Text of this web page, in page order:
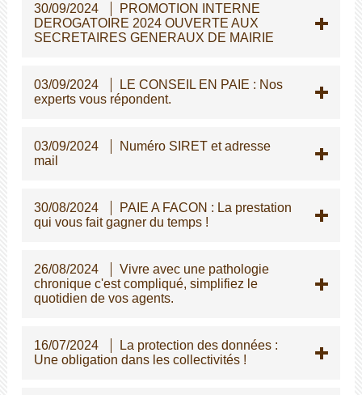
30/09/2024
PROMOTION INTERNE
DEROGATOIRE 2024 OUVERTE AUX
SECRETAIRES GENERAUX DE MAIRIE
03/09/2024
LE CONSEIL EN PAIE : Nos
experts vous répondent.
03/09/2024
Numéro SIRET et adresse
mail
30/08/2024
PAIE A FACON : La prestation
qui vous fait gagner du temps !
26/08/2024
Vivre avec une pathologie
chronique c'est compliqué, simplifiez le
quotidien de vos agents.
16/07/2024
La protection des données :
Une obligation dans les collectivités !